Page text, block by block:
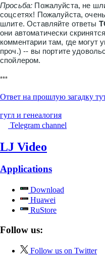
Просьба: Пожалуйста, не
соцсетях! Пожалуйста,
шлите. Оставляйте ответы
они автоматически
комментарии там, где могут
проч.) -- вы портите
спойлером.
***
Ответ на прошлую загадку
гугл и генеалогия
Telegram channel
LJ Video
Applications
Download
Huawei
RuStore
Follow us:
Follow us on Twitter